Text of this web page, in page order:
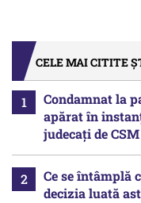
CELE MAI CITITE
Condamnat la
apărat în
judecați de CSM
Ce se întâmplă
decizia luată